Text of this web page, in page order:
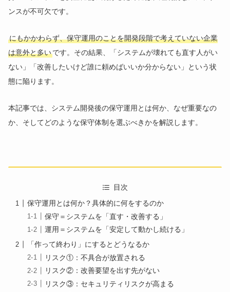
ンスが不可欠です。
にもかかわらず、保守運用のことを開発段階で考えていない企業
は意外と多いです。その結果、「システムが壊れても直す人がい
ない」「改善したいけど誰に頼めばいいか分からない」という状
態に陥ります。
本記事では、システム開発後の保守運用とは何か、なぜ重要なの
か、そしてどのような保守体制を選ぶべきかを解説します。
目次
保守運用とは何か？具体的に何をするのか
保守＝システムを「直す・改善する」
運用＝システムを「安定して動かし続ける」
「作って終わり」にするとどうなるか
リスク①：不具合が放置される
リスク②：改善要望を出す先がない
リスク③：セキュリティリスクが高まる